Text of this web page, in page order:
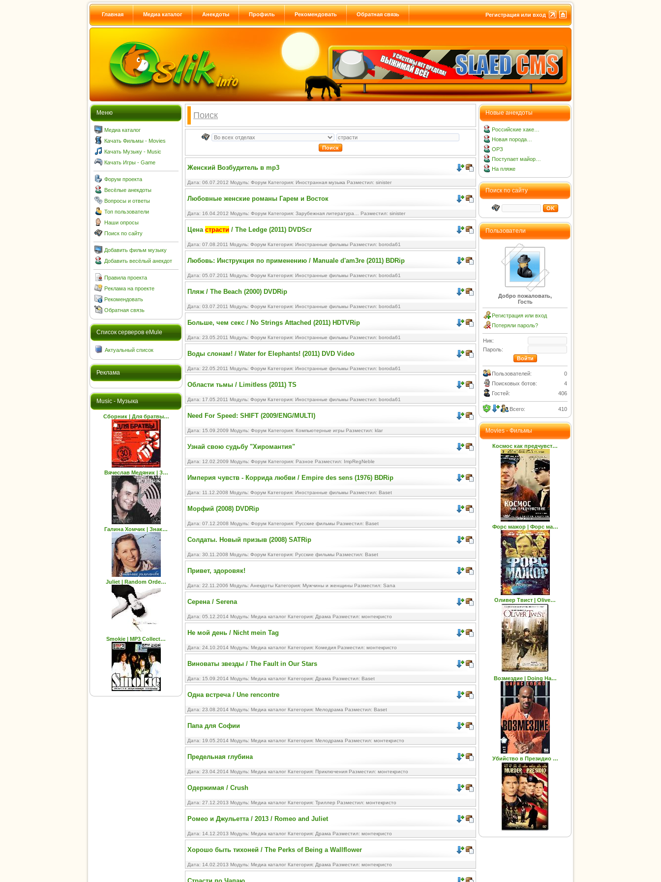
Регистрация или вход
Главная Медиа каталог Анекдоты Профиль Рекомендовать Обратная связь
Меню
Медиа каталог
Качать Фильмы - Movies
Качать Музыку - Music
Качать Игры - Game
Форум проекта
Весёлые анекдоты
Вопросы и ответы
Топ пользователи
Наши опросы
Поиск по сайту
Добавить фильм музыку
Добавить весёлый анекдот
Правила проекта
Реклама на проекте
Рекомендовать
Обратная связь
Cписок серверов eMule
Актуальный список
Реклама
Music - Музыка
Сборник | Для братвы…
Вячеслав Медяник | З…
Галина Хомчик | Знак…
Juliet | Random Orde…
Smokie | MP3 Collect…
Поиск
Женский Возбудитель в mp3
Дата: 06.07.2012 Модуль: Форум Категория: Иностранная музыка Разместил: sinister
Любовные женские романы Гарем и Восток
Дата: 16.04.2012 Модуль: Форум Категория: Зарубежная литература… Разместил: sinister
Цена страсти / The Ledge (2011) DVDScr
Дата: 07.08.2011 Модуль: Форум Категория: Иностранные фильмы Разместил: boroda61
Любовь: Инструкция по применению / Manuale d'am3re (2011) BDRip
Дата: 05.07.2011 Модуль: Форум Категория: Иностранные фильмы Разместил: boroda61
Пляж / The Beach (2000) DVDRip
Дата: 03.07.2011 Модуль: Форум Категория: Иностранные фильмы Разместил: boroda61
Больше, чем секс / No Strings Attached (2011) HDTVRip
Дата: 23.05.2011 Модуль: Форум Категория: Иностранные фильмы Разместил: boroda61
Воды слонам! / Water for Elephants! (2011) DVD Video
Дата: 22.05.2011 Модуль: Форум Категория: Иностранные фильмы Разместил: boroda61
Области тьмы / Limitless (2011) TS
Дата: 17.05.2011 Модуль: Форум Категория: Иностранные фильмы Разместил: boroda61
Need For Speed: SHIFT (2009/ENG/MULTI)
Дата: 15.09.2009 Модуль: Форум Категория: Компьютерные игры Разместил: klar
Узнай свою судьбу "Хиромантия"
Дата: 12.02.2009 Модуль: Форум Категория: Разное Разместил: ImpRegNeble
Империя чувств - Коррида любви / Empire des sens (1976) BDRip
Дата: 11.12.2008 Модуль: Форум Категория: Иностранные фильмы Разместил: Baset
Морфий (2008) DVDRip
Дата: 07.12.2008 Модуль: Форум Категория: Русские фильмы Разместил: Baset
Солдаты. Новый призыв (2008) SATRip
Дата: 30.11.2008 Модуль: Форум Категория: Русские фильмы Разместил: Baset
Привет, здоровяк!
Дата: 22.11.2006 Модуль: Анекдоты Категория: Мужчины и женщины Разместил: Sana
Серена / Serena
Дата: 05.12.2014 Модуль: Медиа каталог Категория: Драма Разместил: монтекристо
Не мой день / Nicht mein Tag
Дата: 24.10.2014 Модуль: Медиа каталог Категория: Комедия Разместил: монтекристо
Виноваты звезды / The Fault in Our Stars
Дата: 15.09.2014 Модуль: Медиа каталог Категория: Драма Разместил: Baset
Одна встреча / Une rencontre
Дата: 23.08.2014 Модуль: Медиа каталог Категория: Мелодрама Разместил: Baset
Папа для Софии
Дата: 19.05.2014 Модуль: Медиа каталог Категория: Мелодрама Разместил: монтекристо
Предельная глубина
Дата: 23.04.2014 Модуль: Медиа каталог Категория: Приключения Разместил: монтекристо
Одержимая / Crush
Дата: 27.12.2013 Модуль: Медиа каталог Категория: Триллер Разместил: монтекристо
Ромео и Джульетта / 2013 / Romeo and Juliet
Дата: 14.12.2013 Модуль: Медиа каталог Категория: Драма Разместил: монтекристо
Хорошо быть тихоней / The Perks of Being a Wallflower
Дата: 14.02.2013 Модуль: Медиа каталог Категория: Драма Разместил: монтекристо
Новые анекдоты
Российские хаке…
Новая порода…
ОРЗ
Поступает майор…
На пляже
Поиск по сайту
Пользователи
Добро пожаловать,
Гость
Регистрация или вход
Потеряли пароль?
Ник:
Пароль:
Пользователей:
0
Поисковых ботов:
4
Гостей:
406
Всего: 410
Movies - Фильмы
Космос как предчувст…
Форс мажор | Форс ма…
Оливер Твист | Olive…
Возмездие | Doing Ha…
Убийство в Президио …